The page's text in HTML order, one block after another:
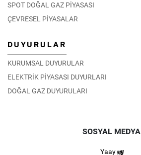
SPOT DOĞAL GAZ PİYASASI
ÇEVRESEL PİYASALAR
DUYURULAR
KURUMSAL DUYURULAR
ELEKTRİK PİYASASI DUYURLARI
DOĞAL GAZ DUYURULARI
SOSYAL MEDYA
Yaay